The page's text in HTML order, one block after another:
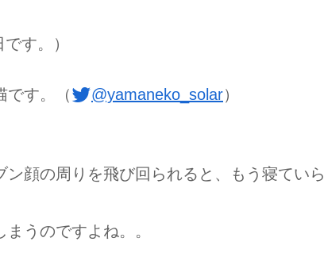
す。）
です。（ @yamaneko_solar）
顔の周りを飛び回られると、もう寝ていら
うのですよね。。